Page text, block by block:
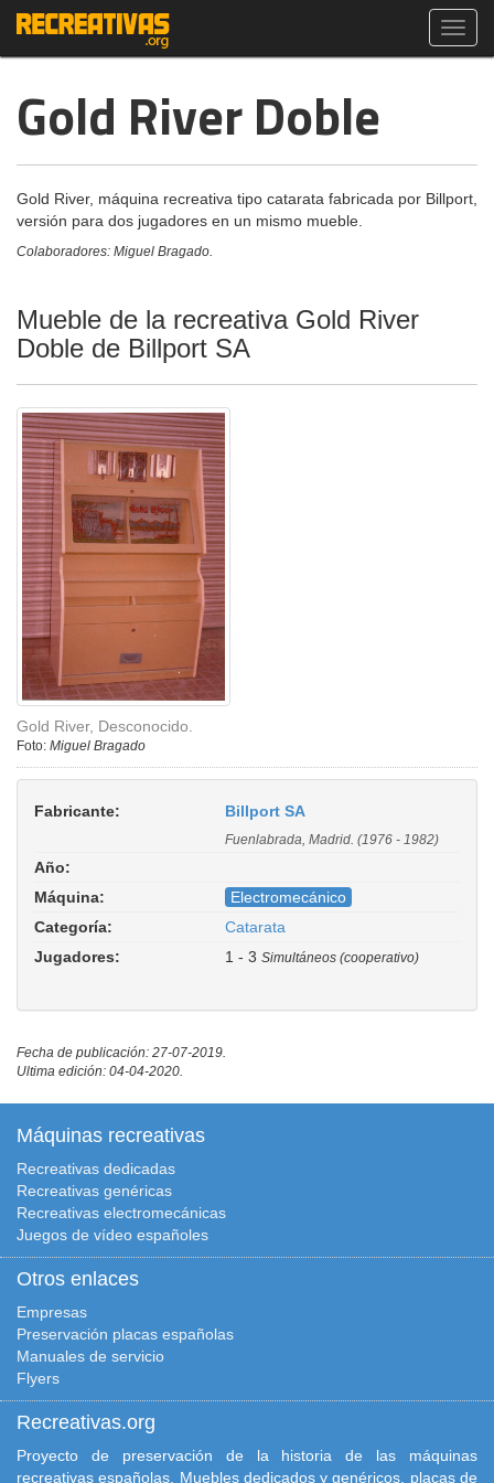
Gold River Doble
Gold River, máquina recreativa tipo catarata fabricada por Billport,
versión para dos jugadores en un mismo mueble.
Colaboradores: Miguel Bragado.
Mueble de la recreativa Gold River
Doble de Billport SA
Gold River, Desconocido.
Foto: Miguel Bragado
Fabricante: Billport SA
Fuenlabrada, Madrid. (1976 - 1982)
Año:
Máquina:
Electromecánico
Categoría:
Catarata
Jugadores:
1 - 3 Simultáneos (cooperativo)
Fecha de publicación: 27-07-2019.
Ultima edición: 04-04-2020.
Máquinas recreativas
Recreativas dedicadas
Recreativas genéricas
Recreativas electromecánicas
Juegos de vídeo españoles
Otros enlaces
Empresas
Preservación placas españolas
Manuales de servicio
Flyers
Recreativas.org
Proyecto de preservación de la historia de las máquinas
recreativas españolas. Muebles dedicados y genéricos, placas de